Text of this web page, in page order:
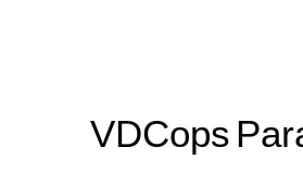
VDCops